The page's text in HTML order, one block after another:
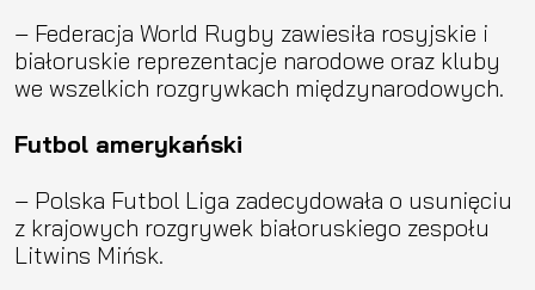
– Federacja World Rugby zawiesiła rosyjskie i
białoruskie reprezentacje narodowe oraz kluby
we wszelkich rozgrywkach międzynarodowych.
Futbol amerykański
– Polska Futbol Liga zadecydowała o usunięciu
z krajowych rozgrywek białoruskiego zespołu
Litwins Mińsk.